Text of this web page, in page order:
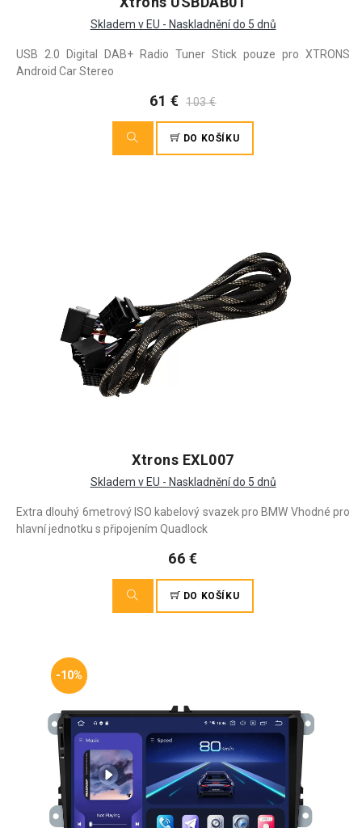
Skladem v EU - Naskladnění do 5 dnů
USB 2.0 Digital DAB+ Radio Tuner Stick pouze pro XTRONS
Android Car Stereo
61 € 103 €
DO KOŠÍKU
Xtrons EXL007
Skladem v EU - Naskladnění do 5 dnů
Extra dlouhý 6metrový ISO kabelový svazek pro BMW Vhodné pro
hlavní jednotku s připojením Quadlock
66 €
DO KOŠÍKU
-10%